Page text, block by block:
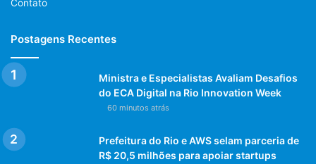
Contato
Postagens Recentes
Ministra e Especialistas Avaliam Desafios
do ECA Digital na Rio Innovation Week
60 minutos atrás
Prefeitura do Rio e AWS selam parceria de
R$ 20,5 milhões para apoiar startups